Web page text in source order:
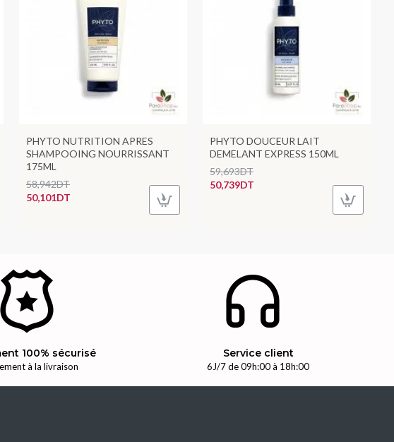
PHYTO NUTRITION APRES
SHAMPOOING NOURRISSANT
175ML
50,101DT
58,942DT
PHYTO DOUCEUR LAIT
DEMELANT EXPRESS 150ML
50,739DT
59,693DT
100% sécurisé
à la livraison
Service client
6J/7 de 09h:00 à 18h:00